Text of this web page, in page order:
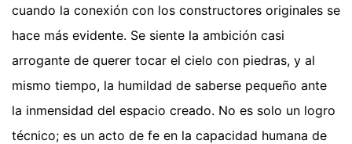
cuando la conexión con los constructores originales se
hace más evidente. Se siente la ambición casi
arrogante de querer tocar el cielo con piedras, y al
mismo tiempo, la humildad de saberse pequeño ante
la inmensidad del espacio creado. No es solo un logro
técnico; es un acto de fe en la capacidad humana de